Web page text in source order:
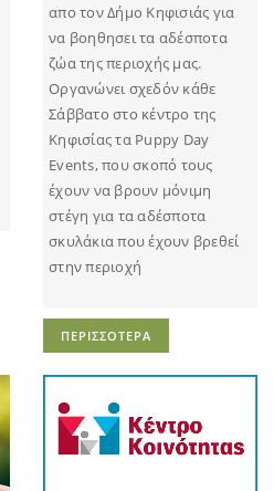
απο τον Δήμο Κηφισιάς για
να βοηθησει τα αδέσποτα
ζώα της περιοχής μας.
Οργανώνει σχεδόν κάθε
Σάββατο στο κέντρο της
Κηφισίας τα Puppy Day
Events, που σκοπό τους
έχουν να βρουν μόνιμη
στέγη για τα αδέσποτα
σκυλάκια που έχουν βρεθεί
στην περιοχή
ΠΕΡΙΣΣΟΤΕΡΑ